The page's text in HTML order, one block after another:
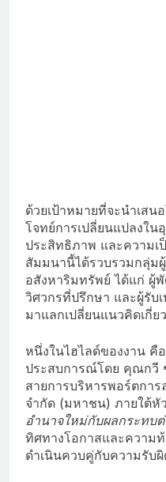
ด้วยเป้าหมายที่จะนำเส
โจทย์การเปลี่ยนแปลงใ
ประสิทธิภาพ และความเ
สัมมนานี้ได้รวบรวมกลุ่ม
อสังหาริมทรัพย์ ได้แก่ ผู้
วิศวกรที่ปรึกษา และผู้รับ
มาแลกเปลี่ยนแนวคิดเกี่
หนึ่งในไฮไลด์ของงาน คื
ประสบการณ์โดย คุณกวี
สายการบริหารพอร์ตกา
จำกัด (มหาชน) ภายใต้หั
อำนาจใหม่กับผลกระทบต่
ทิศทางโอกาสและความ
ดำเนินควบคู่กับความรับ